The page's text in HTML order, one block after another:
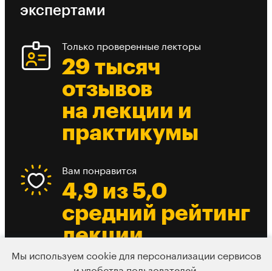
экспертами
Только проверенные лекторы
29 тысяч
отзывов
на лекции и
практикумы
Вам понравится
4,9 из 5,0
средний рейтинг
лекции
Мы используем cookie для персонализации сервисов